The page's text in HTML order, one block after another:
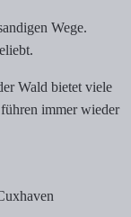
Wege.
Wald bietet viele
immer wieder